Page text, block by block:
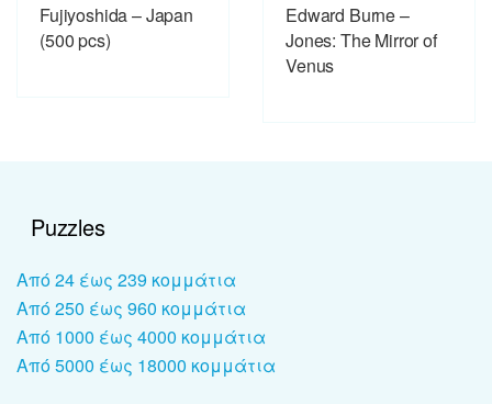
Fujiyoshida – Japan
(500 pcs)
Edward Burne –
Jones: The Mirror of
Venus
Puzzles
Από 24 έως 239 κομμάτια
Από 250 έως 960 κομμάτια
Από 1000 έως 4000 κομμάτια
Από 5000 έως 18000 κομμάτια